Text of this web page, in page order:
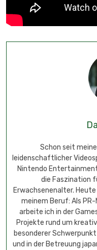
Schon seit
leidenschaftlicher
Nintendo
die Faszination
Erwachsenenalter.
meinem Beruf: Als
arbeite ich in der
Projekte rund um
besonderer
und in der Betreuung